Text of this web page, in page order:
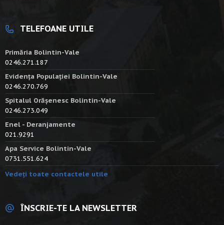
TELEFOANE UTILE
Primăria Bolintin-Vale
0246.271.187
Evidența Populației Bolintin-Vale
0246.270.769
Spitalul Orășenesc Bolintin-Vale
0246.273.049
Enel - Deranjamente
021.9291
Apa Service Bolintin-Vale
0731.551.624
Vedeți toate contactele utile
ÎNSCRIE-TE LA NEWSLETTER